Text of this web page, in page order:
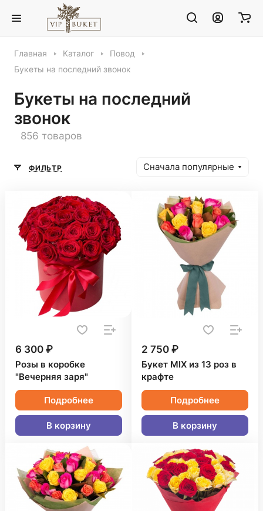
Главная Каталог
Повод
Букеты на последний звонок
Букеты на последний
звонок
856 товаров
ФИЛЬТР Сначала популярные
6 300 ₽
Розы в коробке
"Вечерняя заря"
Подробнее
В корзину
2 750 ₽
Букет MIX из 13 роз в
крафте
Подробнее
В корзину